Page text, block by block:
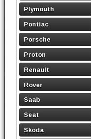
Plymouth
Pontiac
Porsche
Proton
Renault
Rover
Saab
Seat
Skoda